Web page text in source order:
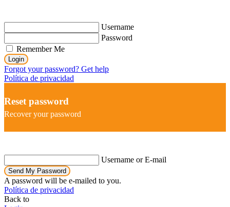
Username
Password
Remember Me
Login
Forgot your password? Get help
Política de privacidad
Reset password
Recover your password
Username or E-mail
Send My Password
A password will be e-mailed to you.
Política de privacidad
Back to